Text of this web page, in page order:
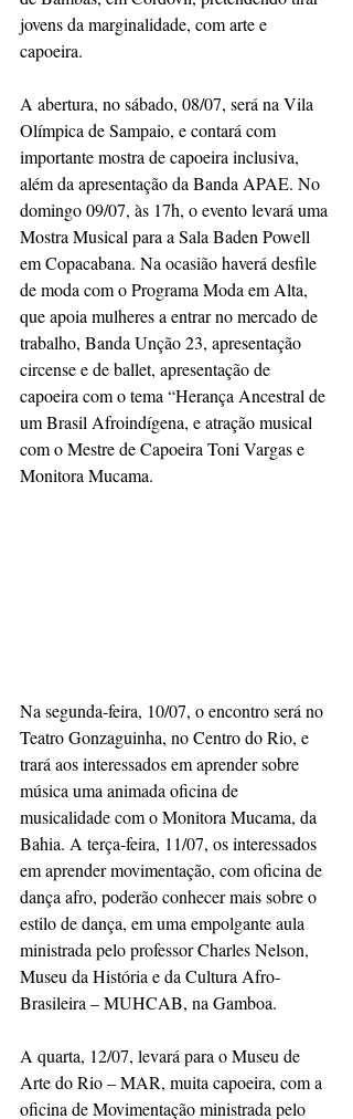
jovens da marginalidade, com arte e
capoeira.
A abertura, no sábado, 08/07, será na Vila
Olímpica de Sampaio, e contará com
importante mostra de capoeira inclusiva,
além da apresentação da Banda APAE. No
domingo 09/07, às 17h, o evento levará uma
Mostra Musical para a Sala Baden Powell
em Copacabana. Na ocasião haverá desfile
de moda com o Programa Moda em Alta,
que apoia mulheres a entrar no mercado de
trabalho, Banda Unção 23, apresentação
circense e de ballet, apresentação de
capoeira com o tema “Herança Ancestral de
um Brasil Afroindígena, e atração musical
com o Mestre de Capoeira Toni Vargas e
Monitora Mucama.
Na segunda-feira, 10/07, o encontro será no
Teatro Gonzaguinha, no Centro do Rio, e
trará aos interessados em aprender sobre
música uma animada oficina de
musicalidade com o Monitora Mucama, da
Bahia. A terça-feira, 11/07, os interessados
em aprender movimentação, com oficina de
dança afro, poderão conhecer mais sobre o
estilo de dança, em uma empolgante aula
ministrada pelo professor Charles Nelson,
Museu da História e da Cultura Afro-
Brasileira – MUHCAB, na Gamboa.
A quarta, 12/07, levará para o Museu de
Arte do Rio – MAR, muita capoeira, com a
oficina de Movimentação ministrada pelo